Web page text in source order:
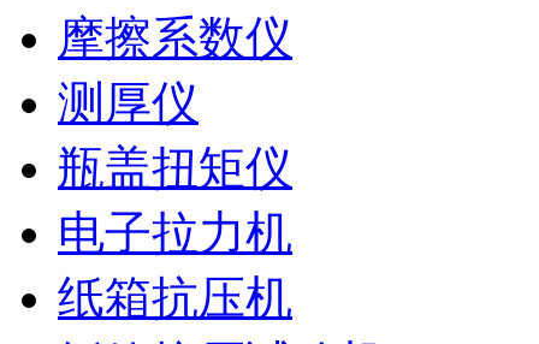
摩擦系数仪
测厚仪
瓶盖扭矩仪
电子拉力机
纸箱抗压机